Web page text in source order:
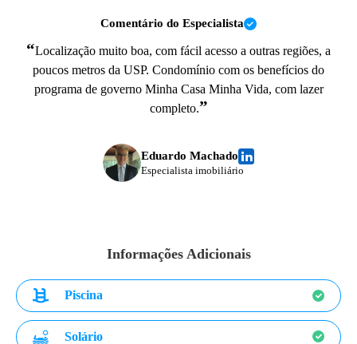
Comentário do Especialista
“Localização muito boa, com fácil acesso a outras regiões, a
poucos metros da USP. Condomínio com os benefícios do
programa de governo Minha Casa Minha Vida, com lazer
completo.”
Eduardo Machado
Especialista imobiliário
Informações Adicionais
Piscina
Solário